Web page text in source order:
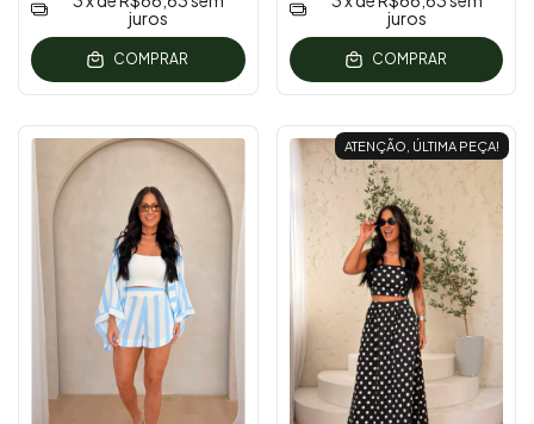
juros
COMPRAR
juros
COMPRAR
ATENÇÃO, ÚLTIMA PEÇA!